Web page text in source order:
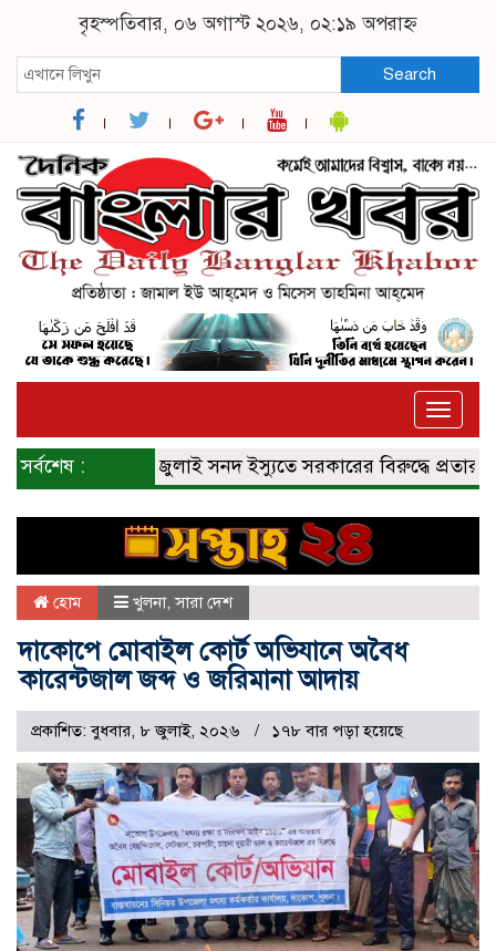
বৃহস্পতিবার, ০৬ অগাস্ট ২০২৬, ০২:১৯ অপরাহ্ন
Search
Toggle
সর্বশেষ : জুলাই সনদ ইস্যুতে সরকারের বিরুদ্ধে প্রতারণার
হোম খুলনা,সারা দেশ
দাকোপে মোবাইল কোর্ট অভিযানে অবৈধ
কারেন্টজাল জব্দ ও জরিমানা আদায়
প্রকাশিত: বুধবার, ৮ জুলাই, ২০২৬ ১৭৮ বার পড়া হয়েছে